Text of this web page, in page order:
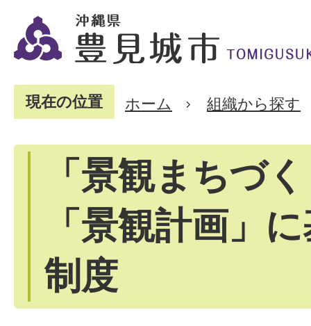
現在の位置 ホーム 組織から探す
「景観まちづ
「景観計画」
制度